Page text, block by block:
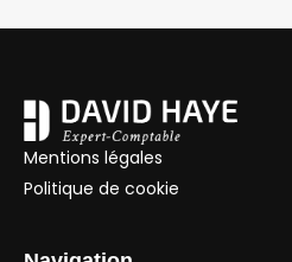
Mentions légales
Politique de cookie